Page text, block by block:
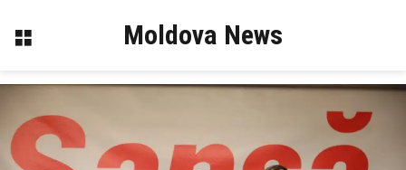
Меню Moldova News